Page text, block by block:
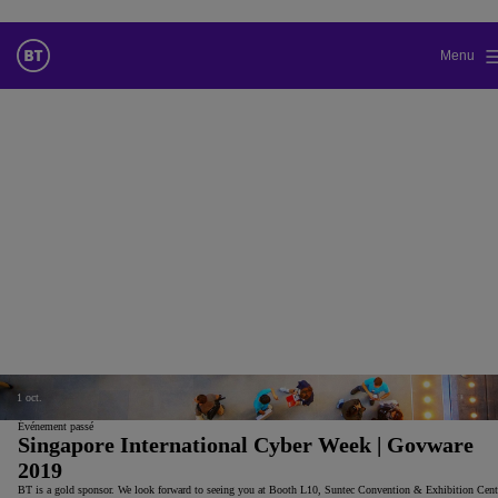
Menu
1 oct.
Événement passé
Singapore International Cyber Week | Govware
2019
BT is a gold sponsor. We look forward to seeing you at Booth L10, Suntec Convention & Exhibition